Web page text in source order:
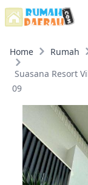
Home Rumah
Suasana Resort
09